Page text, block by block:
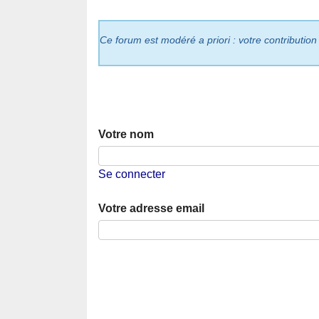
Ce forum est modéré a priori : votre
Votre nom
Se connecter
Votre adresse email